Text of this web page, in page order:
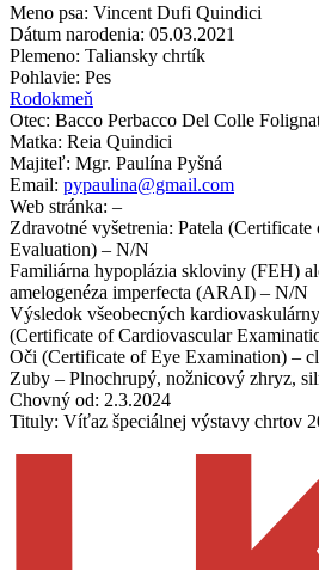
Meno psa: Vincent Dufi Quindici
Dátum narodenia: 05.03.2021
Plemeno: Taliansky chrtík
Pohlavie: Pes
Rodokmeň
Otec: Bacco Perbacco Del Colle
Matka: Reia Quindici
Majiteľ: Mgr. Paulína Pyšná
Email: pypaulina@gmail.com
Web stránka: –
Zdravotné vyšetrenia: Patela
Evaluation) – N/N
Familiárna hypoplázia skloviny (FEH)
amelogenéza imperfecta (ARAI) – N/N
Výsledok všeobecných
(Certificate of Cardiovascular
Oči (Certificate of Eye Examination) –
Zuby – Plnochrupý, nožnicový zhryz,
Chovný od: 2.3.2024
Tituly: Víťaz špeciálnej výstavy chrtov